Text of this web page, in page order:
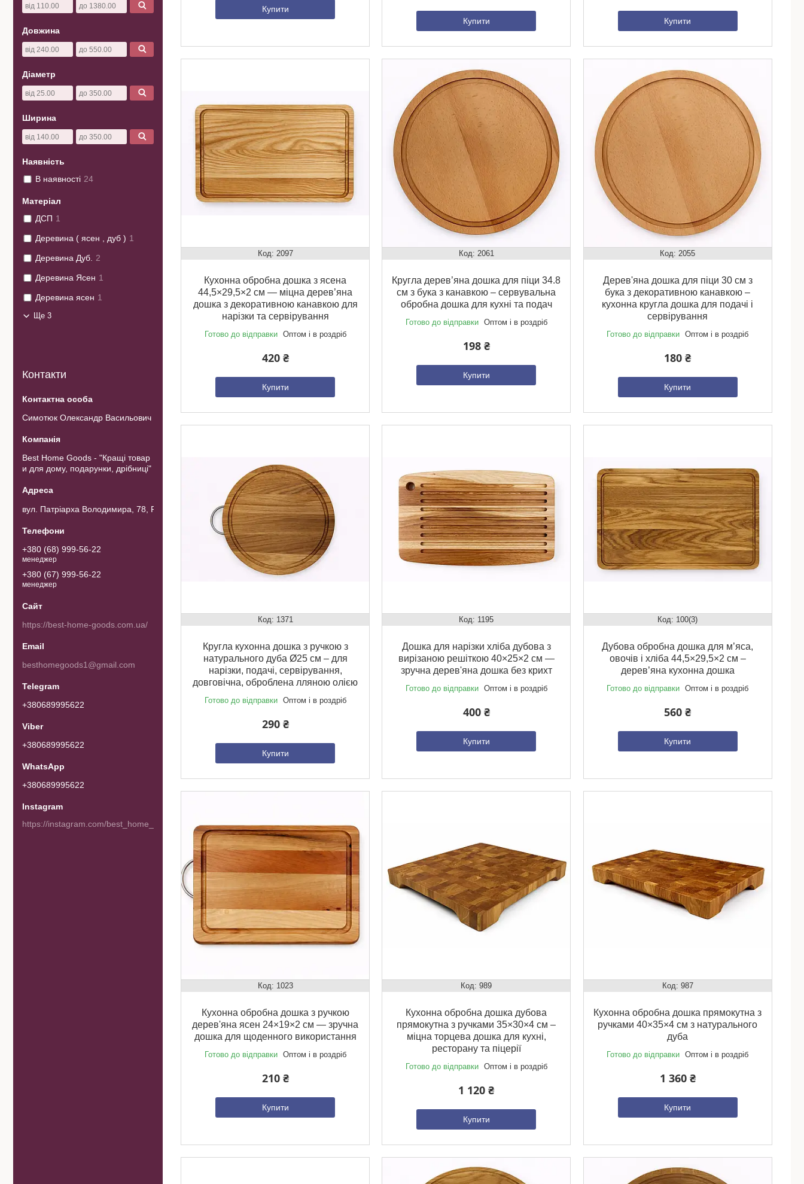
Купити
Купити Купити
2097
Кухонна обробна дошка з ясена
44,5×29,5×2 см — міцна дерев’яна
дошка з декоративною канавкою для
нарізки та сервірування
Готово до відправки Оптом і в роздріб
420 ₴
Купити
2061
Кругла дерев’яна дошка для піци 34.8
см з бука з канавкою – сервувальна
обробна дошка для кухні та подач
Готово до відправки Оптом і в роздріб
198 ₴
Купити
2055
Дерев'яна дошка для піци 30 см з
бука з декоративною канавкою –
кухонна кругла дошка для подачі і
сервірування
Готово до відправки Оптом і в роздріб
180 ₴
Купити
1371
Кругла кухонна дошка з ручкою з
натурального дуба Ø25 см – для
нарізки, подачі, сервірування,
довговічна, оброблена лляною олією
Готово до відправки Оптом і в роздріб
290 ₴
Купити
1195
Дошка для нарізки хліба дубова з
вирізаною решіткою 40×25×2 см —
зручна дерев'яна дошка без крихт
Готово до відправки Оптом і в роздріб
400 ₴
Купити
100(3)
Дубова обробна дошка для м’яса,
овочів і хліба 44,5×29,5×2 см –
дерев’яна кухонна дошка
Готово до відправки Оптом і в роздріб
560 ₴
Купити
1023
Кухонна обробна дошка з ручкою
дерев'яна ясен 24×19×2 см — зручна
дошка для щоденного використання
Готово до відправки Оптом і в роздріб
210 ₴
Купити
989
Кухонна обробна дошка дубова
прямокутна з ручками 35×30×4 см –
міцна торцева дошка для кухні,
ресторану та піцерії
Готово до відправки Оптом і в роздріб
1 120 ₴
Купити
987
Кухонна обробна дошка прямокутна з
ручками 40×35×4 см з натурального
дуба
Готово до відправки Оптом і в роздріб
1 360 ₴
Купити
Довжина
Діаметр
Ширина
Наявність
В наявності 24
Матеріал
ДСП 1
Деревина ( ясен , дуб ) 1
Деревина Дуб. 2
Деревина Ясен 1
Деревина ясен 1
Ще 3
Контакти
Симотюк Олександр Васильович
Best Home Goods - "Кращі товар
и для дому, подарунки, дрібниці"
вул. Патріарха Володимира, 78, Рожнов, Україна
+380 (68) 999-56-22
менеджер
+380 (67) 999-56-22
менеджер
https://best-home-goods.com.ua/
besthomegoods1@gmail.com
+380689995622
+380689995622
+380689995622
Instagram
https://instagram.com/best_home_goods